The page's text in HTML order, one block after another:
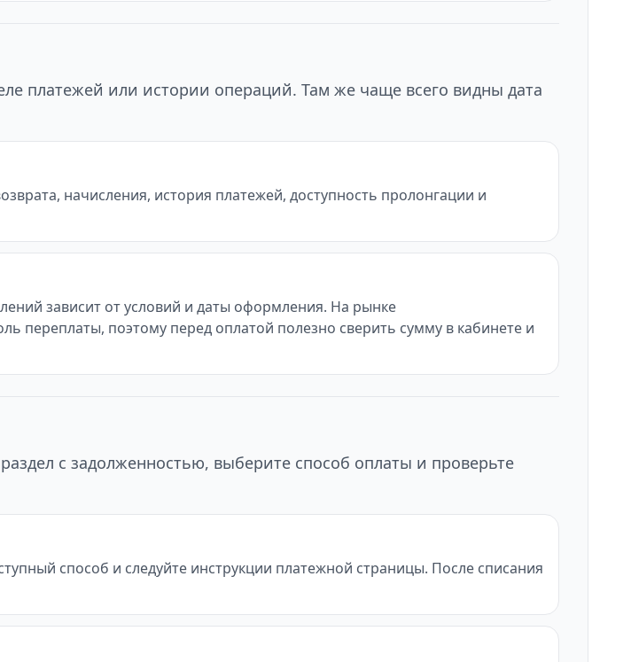
платежей или истории операций. Там же чаще всего видны дата
начисления, история платежей, доступность пролонгации и
зависит от условий и даты оформления. На рынке
переплаты, поэтому перед оплатой полезно сверить сумму в кабинете и
с задолженностью, выберите способ оплаты и проверьте
способ и следуйте инструкции платежной страницы. После списания